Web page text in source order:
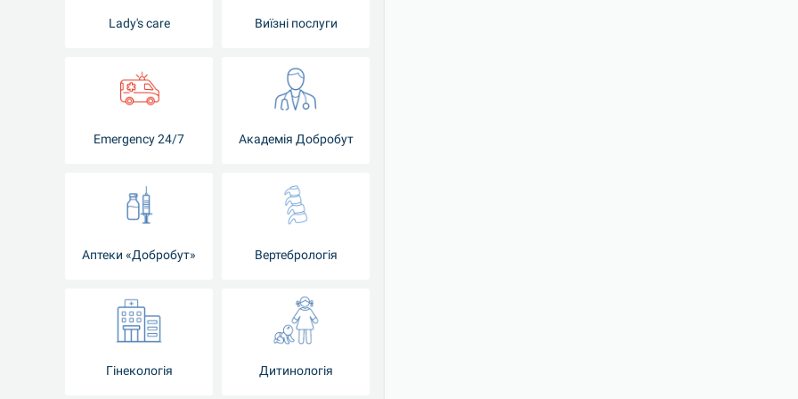
Lady's care Виїзні послуги
Emergency 24/7 Академія Добробут
Аптеки «Добробут» Вертебрологія
Гінекологія Дитинологія